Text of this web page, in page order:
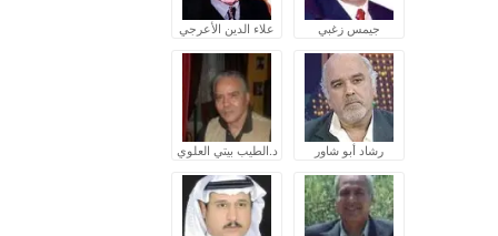
جيمس زغبي علاء الدين الأعرجي
رشاد أبو شاور د.الطيب بيتي العلوي